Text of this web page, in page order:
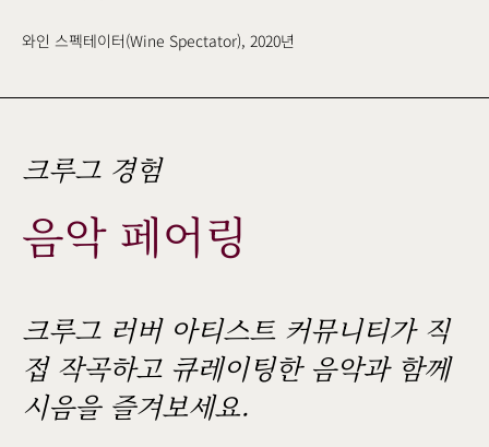
와인 스펙테이터(Wine Spectator), 2020년
크루그 경험
음악 페어링
크루그 러버 아티스트 커뮤니티가 직
접 작곡하고 큐레이팅한 음악과 함께
시음을 즐겨보세요.